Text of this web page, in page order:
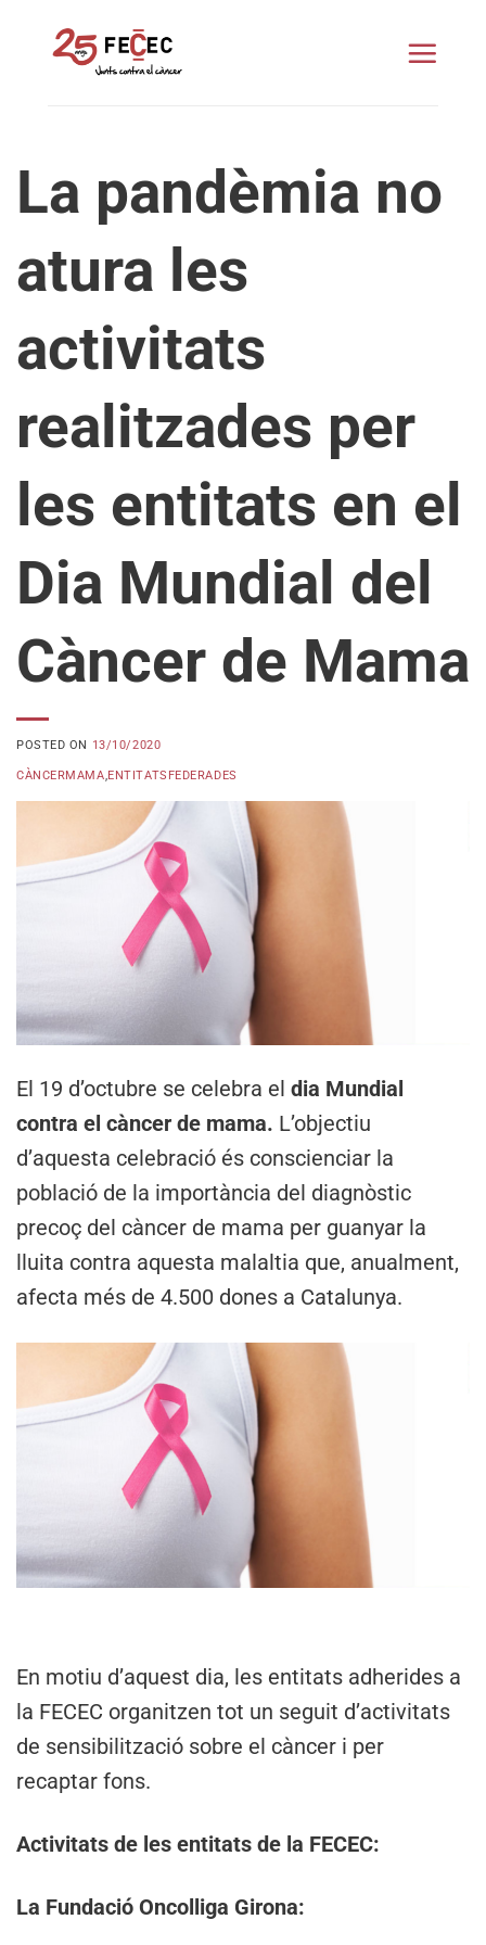
La pandèmia no
atura les
activitats
realitzades per
les entitats en el
Dia Mundial del
Càncer de Mama
POSTED ON 13/10/2020
CÀNCERMAMA,ENTITATSFEDERADES
El 19 d’octubre se celebra el dia Mundial
contra el càncer de mama. L’objectiu
d’aquesta celebració és conscienciar la
població de la importància del diagnòstic
precoç del càncer de mama per guanyar la
lluita contra aquesta malaltia que, anualment,
afecta més de 4.500 dones a Catalunya.
En motiu d’aquest dia, les entitats adherides a
la FECEC organitzen tot un seguit d’activitats
de sensibilització sobre el càncer i per
recaptar fons.
Activitats de les entitats de la FECEC:
La Fundació Oncolliga Girona: